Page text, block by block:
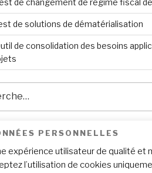
de changement de régime fiscal
de solutions de dématérialisation
de consolidation des besoins
PERSONNELLES
expérience utilisateur de qualité et
l’utilisation de cookies